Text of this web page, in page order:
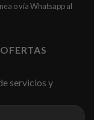
o vía Whatsapp al
servicios y